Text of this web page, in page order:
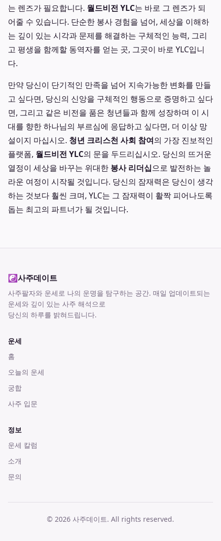
는 렌즈가 필요합니다. 월드비전 YLC는 바로 그 렌즈가 되
어줄 수 있습니다. 단순한 봉사 경험을 넘어, 세상을 이해하
는 깊이 있는 시각과 문제를 해결하는 구체적인 능력, 그리
고 평생을 함께할 동역자를 얻는 곳, 그곳이 바로 YLC입니
다.
만약 당신이 단기적인 만족을 넘어 지속가능한 변화를 만들
고 싶다면, 당신의 신앙을 구체적인 행동으로 증명하고 싶다
면, 그리고 같은 비전을 품은 청년들과 함께 성장하며 이 시
대를 향한 하나님의 부르심에 응답하고 싶다면, 더 이상 망
설이지 마십시오. 청년 크리스천 사회 참여의 가장 진보적인
플랫폼, 월드비전 YLC의 문을 두드리십시오. 당신의 뜨거운
열정이 세상을 바꾸는 위대한 봉사 리더십으로 발전하는 놀
라운 여정이 시작될 것입니다. 당신의 잠재력은 당신이 생각
하는 것보다 훨씬 크며, YLC는 그 잠재력이 활짝 피어나도록
돕는 최고의 파트너가 될 것입니다.
☯사주데이트
사주팔자와 운세로 나의 운명을 탐구하는 공간. 매일 업데이트되는
운세와 깊이 있는 사주 해석으로
당신의 하루를 밝혀드립니다.
운세
홈
오늘의 운세
궁합
사주 입문
정보
운세 칼럼
소개
문의
© 2026 사주데이트. All rights reserved.